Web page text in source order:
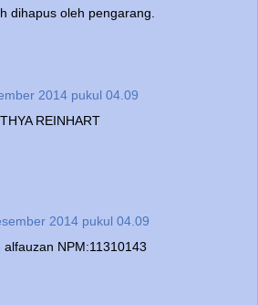
dihapus oleh pengarang.
2014 pukul 04.09
REINHART
2014 pukul 04.09
NPM:11310143